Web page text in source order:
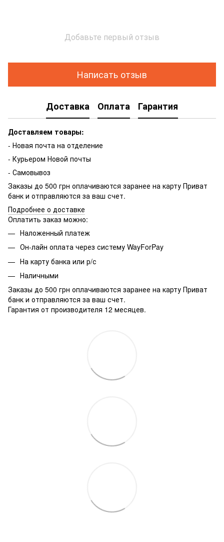
Добавьте первый отзыв
Написать отзыв
Доставка Оплата Гарантия
Доставляем товары:
- Новая почта на отделение
- Курьером Новой почты
- Самовывоз
Заказы до 500 грн оплачиваются заранее на карту Приват
банк и отправляются за ваш счет.
Подробнее о доставке
Оплатить заказ можно:
Наложенный платеж
Он-лайн оплата через систему WayForPay
На карту банка или р/с
Наличными
Заказы до 500 грн оплачиваются заранее на карту Приват
банк и отправляются за ваш счет.
Гарантия от производителя 12 месяцев.